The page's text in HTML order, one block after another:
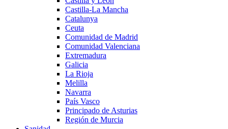
Castilla-La Mancha
Catalunya
Ceuta
Comunidad de Madrid
Comunidad Valenciana
Extremadura
Galicia
La Rioja
Melilla
Navarra
País Vasco
Principado de Asturias
Región de Murcia